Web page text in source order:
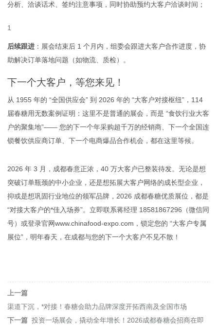
分析、洽谈话术、签约注意事项，同时协助预约大客户洽谈时间；
后续跟进 ：展会结束后 1 个月内，组委会跟进大客户合作进度，协
助解决订单落地问题（如物流、质检）。
下一个大客户，等您来见！
从 1955 年的 “全国供应会” 到 2026 年的 “大客户对接枢纽”，114
届春糖用无数案例证明：这里不是普通的展会，而是 “食饮行业大客
户的聚集地”—— 您的下一个年采购超千万的经销商、下一个全国连
锁餐饮供应商订单、下一个电商爆品合作机会，都在这里等候。
2026 年 3 月，成都春意正浓，40 万大客户已整装待发。无论是想
突破订单瓶颈的中小企业，还是想拓展大客户网络的成长型企业，
抑或是想巩固行业地位的领军品牌，2026 成都春糖优质展位，都是
“对接大客户的*佳入场券”。立即联系蒋经理 18581867296（微信同
号）或登录官网www.chinafood-expo.com ，锁定您的 “大客户专属
展位”，明年春天，在成都与您的下一个大客户不见不散！
上一篇
渠道下沉，*对接！春糖会助力品牌深度开拓西南及全国市场
下一篇 投资一场展会，撬动全年增长！2026成都春糖会招商在即